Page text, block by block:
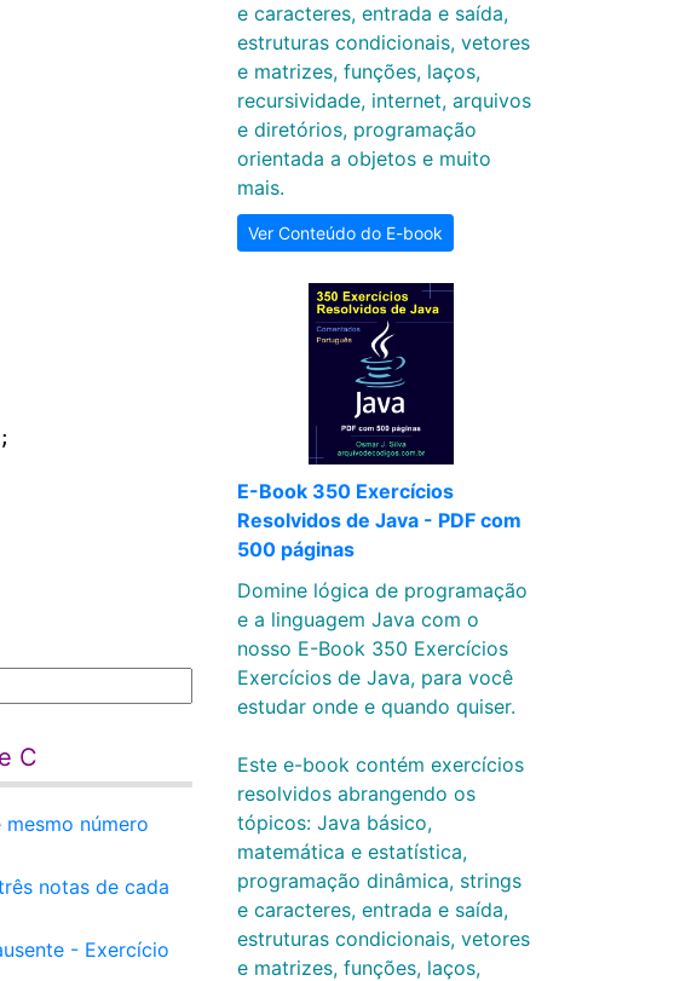
C
número
notas de cada
- Exercício
e caracteres, entrada e saída,
estruturas condicionais, vetores
e matrizes, funções, laços,
recursividade, internet, arquivos
e diretórios, programação
orientada a objetos e muito
mais.
Ver Conteúdo do E-book
E-Book 350 Exercícios
Resolvidos de Java - PDF com
500 páginas
Domine lógica de programação
e a linguagem Java com o
nosso E-Book 350 Exercícios
Exercícios de Java, para você
estudar onde e quando quiser.
Este e-book contém exercícios
resolvidos abrangendo os
tópicos: Java básico,
matemática e estatística,
programação dinâmica, strings
e caracteres, entrada e saída,
estruturas condicionais, vetores
e matrizes, funções, laços,